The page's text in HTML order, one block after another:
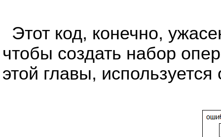
Этот код, конечно,
чтобы создать набор
этой главы,